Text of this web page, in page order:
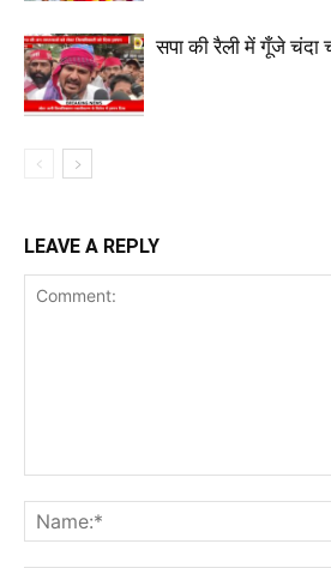
सपा की रैली में गूँजे चंदा
LEAVE A REPLY